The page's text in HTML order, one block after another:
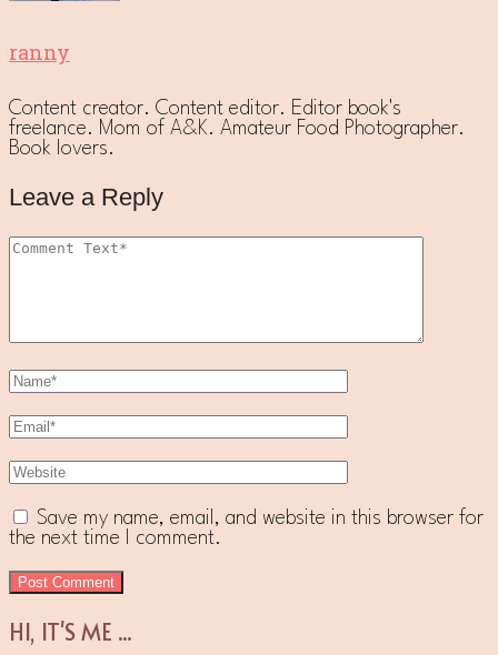
ranny
Content creator. Content editor. Editor book's
freelance. Mom of A&K. Amateur Food Photographer.
Book lovers.
Leave a Reply
Save my name, email, and website in this browser for
the next time I comment.
HI, IT'S ME ...